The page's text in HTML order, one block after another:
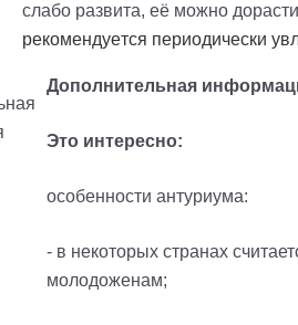
слабо развита, её можно
рекомендуется периодически
Дополнительная
Это интересно:
особенности антуриума:
- в некоторых странах
молодоженам;